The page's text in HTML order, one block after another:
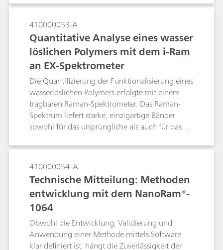
und die Prozessüberwachung in Echtzeit
eingesetzt werden. Die Identifikation von
Rohmaterialien erfolgt zur Überprüfung von
Ausgangsstoffen gemäss PIC/S und cGMP und
lässt sich ohne Weiteres mit einem Raman-
Handspektrometer durchführen. Tragbare
Raman-Systeme ermöglichen Benutzern die
Durchführung von Messungen, um Erkenntnisse
über Prozesse zu erlangen und einen
Wirksamkeitsnachweis für Raman-Messungen
zu liefern, die in Pilotanlagen oder an grossen
Produktionsstandorten eingeführt werden
sollen. Bei bekannten und wiederholt
kontinuierlichen Online-Überwachung von
Reaktionsprozessen stellen Raman-Analysen
eine praktische Lösung dar, die Erkenntnisse
zum Prozess liefert und eine Grundlage für die
Prozesssteuerung ist.
410000053-A
Quantitative Analyse eines wasser
löslichen Polymers mit dem i-Ram
an EX-Spektrometer
Die Quantifizierung der Funktionalisierung eines
wasserlöslichen Polymers erfolgte mit einem
tragbaren Raman-Spektrometer. Das Raman-
Spektrum liefert starke, einzigartige Bänder
sowohl für das ursprüngliche als auch für das
die Entwicklung einer einfachen, robusten
quantitativen Analyse der prozentualen
Polymerfunktionalisierung. Diese Methode wird
heute routinemäßig im Qualitätskontrolllabor
einer Produktionsanlage eingesetzt.
410000054-A
Technische Mitteilung: Methoden
entwicklung mit dem NanoRam®-
1064
Obwohl die Entwicklung, Validierung und
Anwendung einer Methode mittels Software
klar definiert ist, hängt die Zuverlässigkeit der